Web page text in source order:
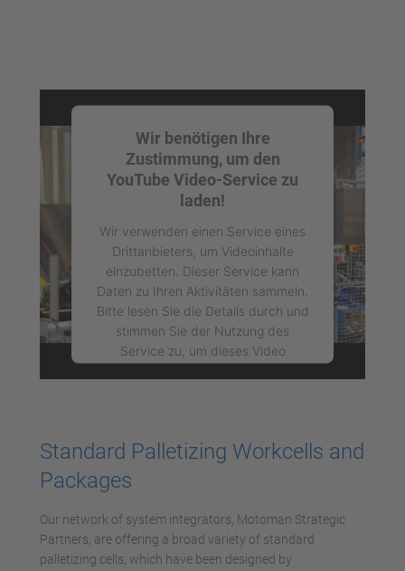
Wir benötigen Ihre
Zustimmung, um den
YouTube Video-Service zu
laden!
Wir verwenden einen Service eines
Drittanbieters, um Videoinhalte
einzubetten. Dieser Service kann
Daten zu Ihren Aktivitäten sammeln.
Bitte lesen Sie die Details durch und
stimmen Sie der Nutzung des
Service zu, um dieses Video
Akzeptieren
Management Platform
Standard Palletizing Workcells and
Packages
Our network of system integrators, Motoman Strategic
Partners, are offering a broad variety of standard
palletizing cells, which have been designed by